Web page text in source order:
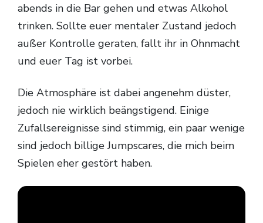
abends in die Bar gehen und etwas Alkohol
trinken. Sollte euer mentaler Zustand jedoch
außer Kontrolle geraten, fallt ihr in Ohnmacht
und euer Tag ist vorbei.
Die Atmosphäre ist dabei angenehm düster,
jedoch nie wirklich beängstigend. Einige
Zufallsereignisse sind stimmig, ein paar wenige
sind jedoch billige Jumpscares, die mich beim
Spielen eher gestört haben.